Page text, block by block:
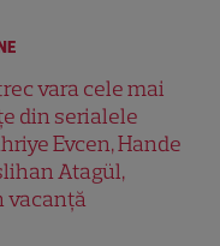
vara cele mai
din serialele
Evcen, Hande
Atagül,
vacanță